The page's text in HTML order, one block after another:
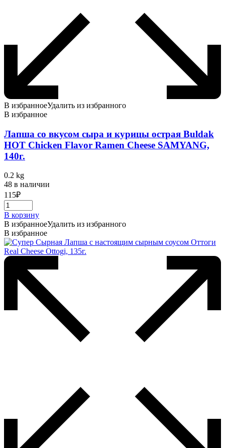
В избранноеУдалить из избранного
В избранное
Лапша со вкусом сыра и курицы острая Buldak
HOT Chicken Flavor Ramen Cheese SAMYANG,
140г.
0.2 kg
48 в наличии
115₽
В корзину
В избранноеУдалить из избранного
В избранное